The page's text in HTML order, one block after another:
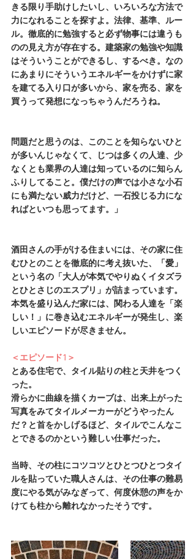
きる限り手助けしたいし、いろいろな方法で
力になれることを探すよ。法律、基準、ルー
ル。徹底的に勉強すると必ず物事には違うも
のの見え方が存在する。建築家の勉強や知識
はそういうことができるし、するべき。なの
にあまりにそういうエネルギーをかけずに家
を建てる入り口が多いから、家を売る、家を
買うって発想になっちゃうんだろうね。
問題だと思うのは、このことを知らないひと
が多いんじゃなくて、じつは多くの人達、少
なくとも業界の人達は知っているのに知らん
ふりしてること。僕だけの声では小さな小石
にも満たない威力だけど、一石投じる力にな
ればといつも思ってます。」
酒田さんの手がける住まいには、その家に住
むひとのことを徹底的に考え抜いた、
「愛」
という名の「大人が本気でやりぬくイタズラ
とひとさじのエスプリ」が詰まっています。
本気を盛り込んだ家には、関わる人達を「楽
しい！」に巻き込むエネルギーが発生し、楽
しいエピソードが尽きません。
＜エピソード1＞
とある住宅で、タイル貼りの柱と天井をつく
った。
滑らかに曲線を描くカーブは、出来上がった
写真をみてタイルメーカーがどうやったん
だ？と首をかしげるほど、タイルでこんなこ
とできるのかという難しい仕事だった。
当時、その柱にコツコツとひとつひとつタイ
ルを貼っていた職人さんは、その仕事の難易
度にやる気がみなぎって、何度休憩の声をか
けても柱から離れなかったそうです。